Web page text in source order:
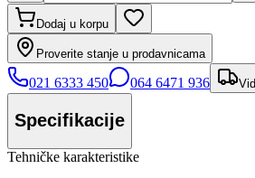
Dodaj u korpu
Proverite stanje u prodavnicama
021 6333 450 064 6471 936
Specifikacije
Tehničke karakteristike